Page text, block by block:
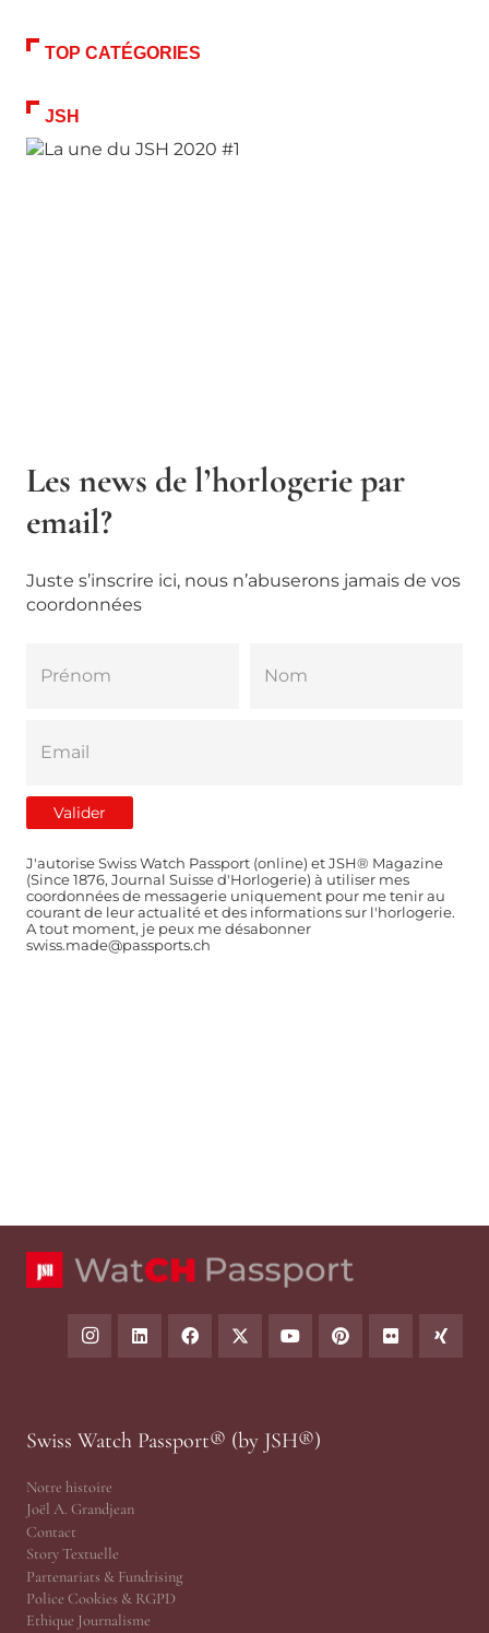
TOP CATÉGORIES
JSH
Les news de l’horlogerie par
email?
Juste s’inscrire ici, nous n’abuserons jamais de vos
coordonnées
J'autorise Swiss Watch Passport (online) et JSH® Magazine
(Since 1876, Journal Suisse d'Horlogerie) à utiliser mes
coordonnées de messagerie uniquement pour me tenir au
courant de leur actualité et des informations sur l'horlogerie.
A tout moment, je peux me désabonner
swiss.made@passports.ch
Swiss Watch Passport® (by JSH®)
Notre histoire
Joël A. Grandjean
Contact
Story Textuelle
Partenariats & Fundrising
Police Cookies & RGPD
Ethique Journalisme